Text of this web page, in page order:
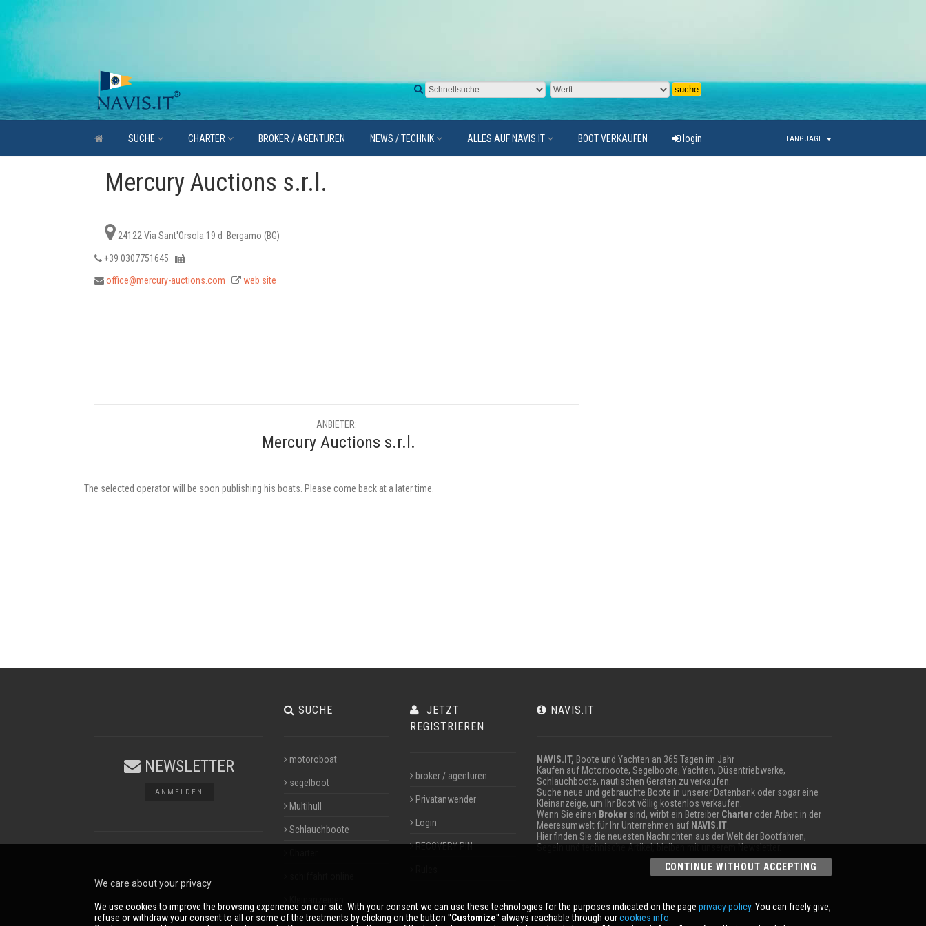
LANGUAGE
SUCHE CHARTER BROKER / AGENTUREN NEWS / TECHNIK ALLES AUF NAVIS.IT BOOT VERKAUFEN login
Mercury Auctions s.r.l.
24122 Via Sant'Orsola 19 d Bergamo (BG)
+39 0307751645
office@mercury-auctions.com
web site
ANBIETER:
Mercury Auctions s.r.l.
The selected operator will be soon publishing his boats. Please come back at a later time.
NEWSLETTER
ANMELDEN
SUCHE
motoroboat
segelboot
Multihull
Schlauchboote
JETZT
REGISTRIEREN
broker / agenturen
Privatanwender
Login
RECOVERY PIN
NAVIS.IT
NAVIS.IT, Boote und Yachten an 365 Tagen im Jahr
Kaufen auf Motorboote, Segelboote, Yachten, Düsentriebwerke,
Schlauchboote, nautischen Geräten zu verkaufen.
Suche neue und gebrauchte Boote in unserer Datenbank oder sogar eine
Kleinanzeige, um Ihr Boot völlig kostenlos verkaufen.
Wenn Sie einen Brokersind, wirbt ein Betreiber Charteroder Arbeit in der
Meeresumwelt für Ihr Unternehmen auf NAVIS.IT.
Hier finden Sie die neuesten Nachrichten aus der Welt der Bootfahren,
Segeln und technische Artikel; bleiben mit unserem Newsletter.
CONTINUE WITHOUT ACCEPTING
We care about your privacy
We use cookies to improve the browsing experience on our site. With your consent we can use these technologies for the purposes indicated on the page privacy policy. You can freely give,
refuse or withdraw your consent to all or some of the treatments by clicking on the button ''Customize'' always reachable through ourcookies info.